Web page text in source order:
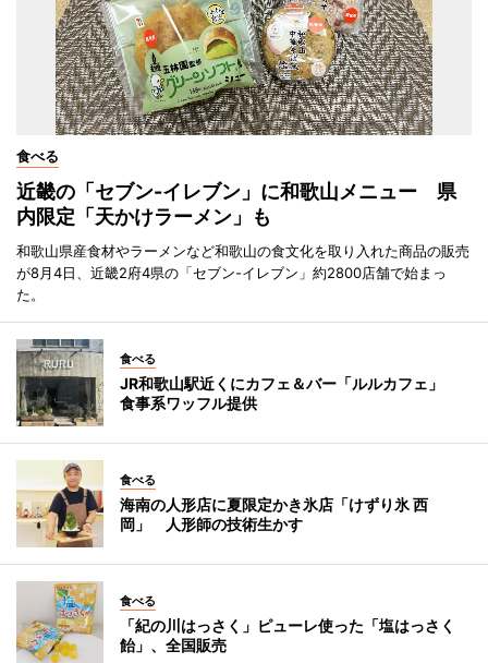
食べる
近畿の「セブン-イレブン」に和歌山メニュー 県
内限定「天かけラーメン」も
和歌山県産食材やラーメンなど和歌山の食文化を取り入れた商品の販売
が8月4日、近畿2府4県の「セブン-イレブン」約2800店舗で始まっ
た。
食べる
JR和歌山駅近くにカフェ＆バー「ルルカフェ」
食事系ワッフル提供
食べる
海南の人形店に夏限定かき氷店「けずり氷 西
岡」 人形師の技術生かす
食べる
「紀の川はっさく」ピューレ使った「塩はっさく
飴」、全国販売